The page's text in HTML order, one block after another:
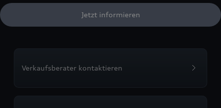
Jetzt informieren
Verkaufsberater kontaktieren